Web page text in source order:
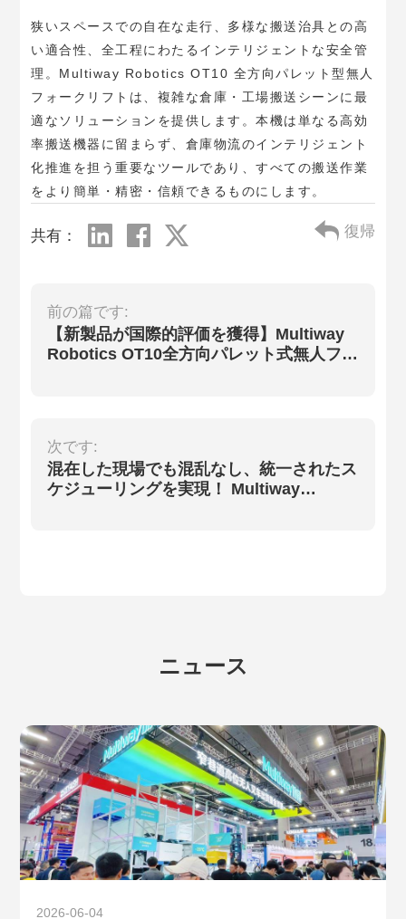
狭いスペースでの自在な走行、多様な搬送治具との高
い適合性、全工程にわたるインテリジェントな安全管
理。Multiway Robotics OT10 全方向パレット型無人
フォークリフトは、複雑な倉庫・工場搬送シーンに最
適なソリューションを提供します。本機は単なる高効
率搬送機器に留まらず、倉庫物流のインテリジェント
化推進を担う重要なツールであり、すべての搬送作業
をより簡単・精密・信頼できるものにします。
共有： 復帰
前の篇です:
【新製品が国際的評価を獲得】Multiway
Robotics OT10全方向パレット式無人フォ
次です:
混在した現場でも混乱なし、統一されたス
ケジューリングを実現！ Multiway
ニュース
2026-06-04